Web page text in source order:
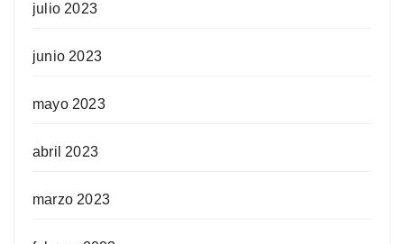
julio 2023
junio 2023
mayo 2023
abril 2023
marzo 2023